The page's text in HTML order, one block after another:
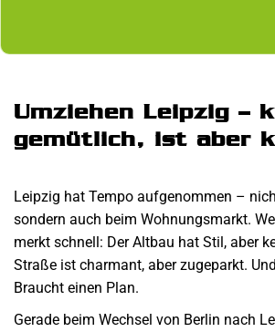
Umziehen Leipzig –
gemütlich, ist aber
Leipzig hat Tempo aufgenommen –
sondern auch beim Wohnungsmarkt.
merkt schnell: Der Altbau hat Stil, aber
Straße ist charmant, aber zugeparkt.
Braucht einen Plan.
Gerade beim Wechsel von Berlin nach